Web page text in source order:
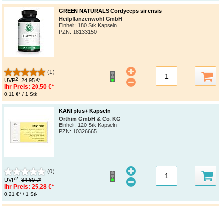
GREEN NATURALS Cordyceps sinensis
Heilpflanzenwohl GmbH
Einheit: 180 Stk Kapseln
PZN: 18133150
(1)
UVP2: 24,95 €*
Ihr Preis: 20,50 €*
0,11 €* / 1 Stk
KANI plus+ Kapseln
Orthim GmbH & Co. KG
Einheit: 120 Stk Kapseln
PZN: 10326665
(0)
UVP2: 34,60 €*
Ihr Preis: 25,28 €*
0,21 €* / 1 Stk